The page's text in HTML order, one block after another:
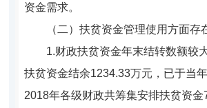
资金需求。
（二）扶贫资金管理使用方面存
1.财政扶贫资金年末结转数额较
扶贫资金结余1234.33万元，已于当年
2018年各级财政共筹集安排扶贫资金